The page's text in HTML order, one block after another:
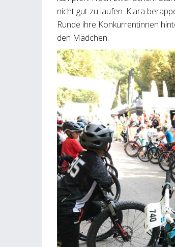
nicht gut zu laufen. Klara
Runde ihre Konkurrentinnen
den Mädchen.